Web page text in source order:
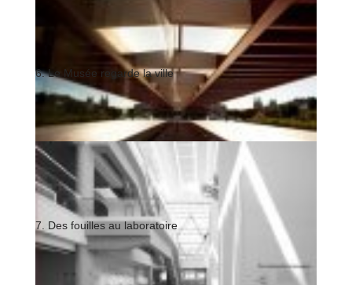
6. Le Musée regarde la ville
7. Des fouilles au laboratoire